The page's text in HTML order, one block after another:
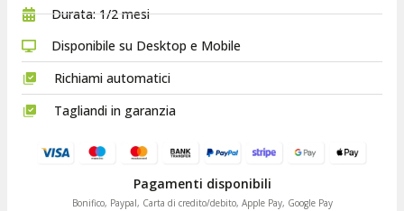
Durata: 1/2 mesi
Disponibile su Desktop e Mobile
Richiami automatici
Tagliandi in garanzia
Pagamenti disponibili
Bonifico, Paypal, Carta di credito/debito, Apple Pay, Google Pay